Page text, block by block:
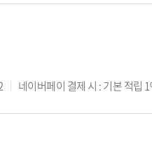
네이버페이 결제 시 : 기본 적립